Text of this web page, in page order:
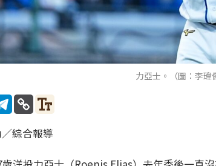
力亞士。（圖：李瑋
綜合報導